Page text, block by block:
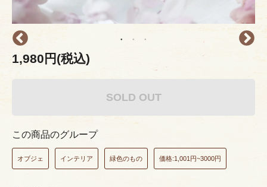
1,980円(税込)
SOLD OUT
この商品のグループ
オブジェ インテリア 緑色のもの 価格:1,001円~3000円